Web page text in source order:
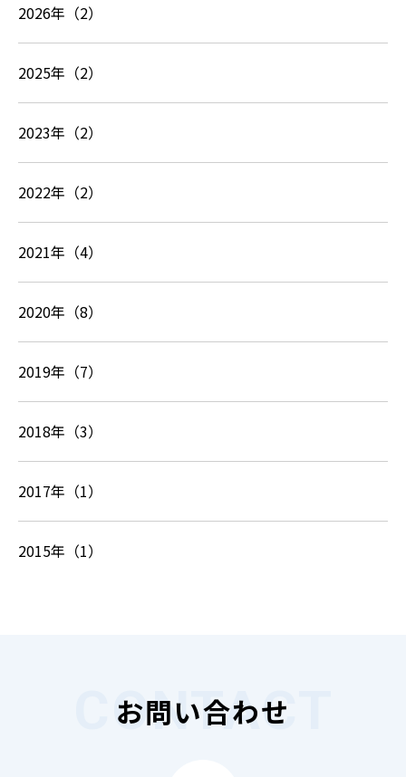
2026年（2）
2025年（2）
2023年（2）
2022年（2）
2021年（4）
2020年（8）
2019年（7）
2018年（3）
2017年（1）
2015年（1）
お問い合わせ